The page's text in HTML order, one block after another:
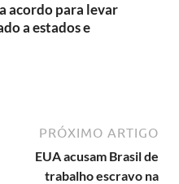
acordo para levar
a estados e
PRÓXIMO ARTIGO
EUA acusam Brasil de
trabalho escravo na